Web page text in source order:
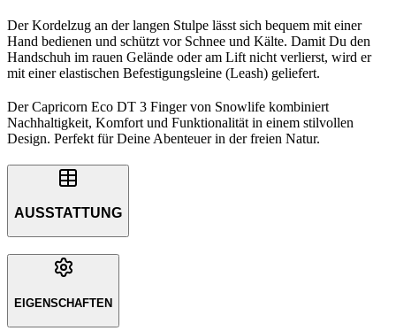
Der Kordelzug an der langen Stulpe lässt sich bequem mit einer
Hand bedienen und schützt vor Schnee und Kälte. Damit Du den
Handschuh im rauen Gelände oder am Lift nicht verlierst, wird er
mit einer elastischen Befestigungsleine (Leash) geliefert.
Der Capricorn Eco DT 3 Finger von Snowlife kombiniert
Nachhaltigkeit, Komfort und Funktionalität in einem stilvollen
Design. Perfekt für Deine Abenteuer in der freien Natur.
AUSSTATTUNG
EIGENSCHAFTEN